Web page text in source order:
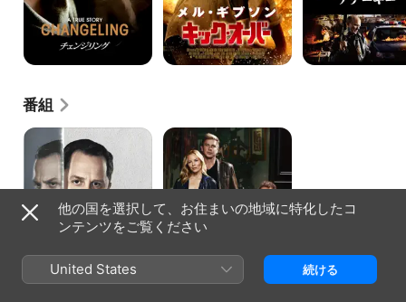
番組
ス
ー
キ
ー・
ピ
ー
新･
一
容
疑
者
他の国を選択して、お住まいの地域に特化したコ
ンテンツをご覧ください
United States 続ける